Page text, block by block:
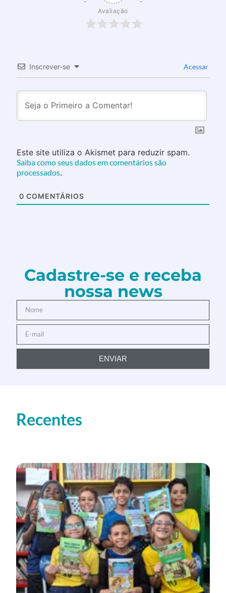
Avaliação
Inscrever-se Acessar
Este site utiliza o Akismet para reduzir spam.
Saiba como seus dados em comentários são
processados.
0 COMENTÁRIOS
Cadastre-se e receba
nossa news
ENVIAR
Recentes